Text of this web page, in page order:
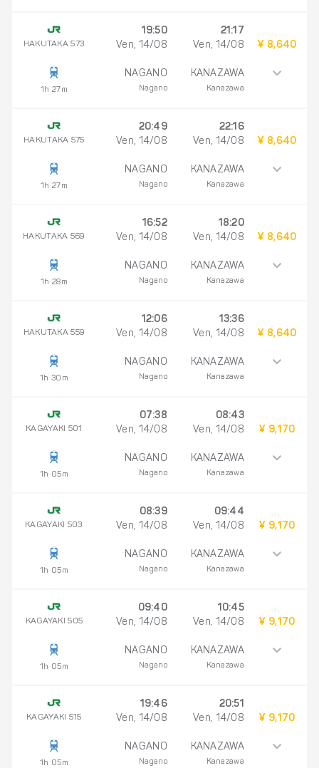
HAKUTAKA 573
1h 27m
19:50
Ven, 14/08
NAGANO
Nagano
21:17
Ven, 14/08
KANAZAWA
Kanazawa
¥ 8,640
HAKUTAKA 575
1h 27m
20:49
Ven, 14/08
NAGANO
Nagano
22:16
Ven, 14/08
KANAZAWA
Kanazawa
¥ 8,640
HAKUTAKA 569
1h 28m
16:52
Ven, 14/08
NAGANO
Nagano
18:20
Ven, 14/08
KANAZAWA
Kanazawa
¥ 8,640
HAKUTAKA 559
1h 30m
12:06
Ven, 14/08
NAGANO
Nagano
13:36
Ven, 14/08
KANAZAWA
Kanazawa
¥ 8,640
KAGAYAKI 501
1h 05m
07:38
Ven, 14/08
NAGANO
Nagano
08:43
Ven, 14/08
KANAZAWA
Kanazawa
¥ 9,170
KAGAYAKI 503
1h 05m
08:39
Ven, 14/08
NAGANO
Nagano
09:44
Ven, 14/08
KANAZAWA
Kanazawa
¥ 9,170
KAGAYAKI 505
1h 05m
09:40
Ven, 14/08
NAGANO
Nagano
10:45
Ven, 14/08
KANAZAWA
Kanazawa
¥ 9,170
KAGAYAKI 515
1h 05m
19:46
Ven, 14/08
NAGANO
Nagano
20:51
Ven, 14/08
KANAZAWA
Kanazawa
¥ 9,170